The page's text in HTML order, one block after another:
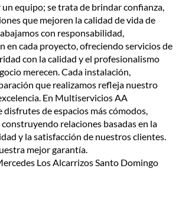
equipo; se trata de brindar confianza,
que mejoren la calidad de vida de
con responsabilidad,
en cada proyecto, ofreciendo servicios de
con la calidad y el profesionalismo
merecen. Cada instalación,
que realizamos refleja nuestro
En Multiservicios AA
de espacios más cómodos,
relaciones basadas en la
y la satisfacción de nuestros clientes.
mejor garantía.
Los Alcarrizos Santo Domingo